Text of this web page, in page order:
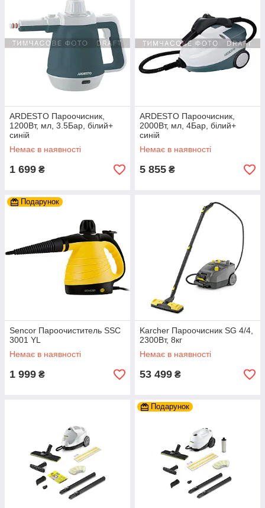
ARDESTO Пароочисник,
1200Вт, мл, 3.5Бар, білий+
синій
Немає в наявності
1 699 ₴
ARDESTO Пароочисник,
2000Вт, мл, 4Бар, білий+
синій
Немає в наявності
5 855 ₴
Подарунок
Sencor Пароочиститель SSC
3001 YL
Немає в наявності
1 999 ₴
Karcher Пароочисник SG 4/4,
2300Вт, 8кг
Немає в наявності
53 499 ₴
Подарунок